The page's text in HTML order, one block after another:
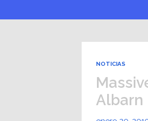
NOTICIAS
Albarn